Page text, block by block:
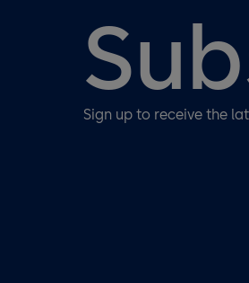
Sign up to receive the